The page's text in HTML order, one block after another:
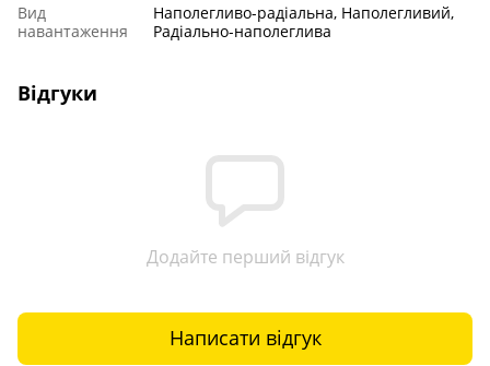
Вид
навантаження
Наполегливо-радіальна, Наполегливий,
Радіально-наполеглива
Відгуки
Додайте перший відгук
Написати відгук